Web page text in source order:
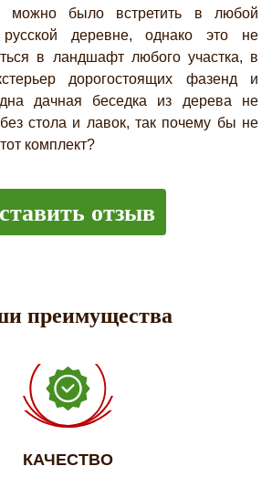
можно было встретить в любой
русской деревне, однако это не
в ландшафт любого участка, в
дорогостоящих фазенд и
дачная беседка из дерева не
стола и лавок, так почему бы не
комплект?
отзыв
преимущества
КАЧЕСТВО